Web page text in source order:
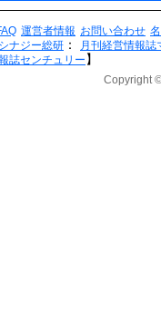
運営者情報 お問い合わせ
シナジー総研 ： 月刊経営情報誌
誌センチュリー 】
Copyright